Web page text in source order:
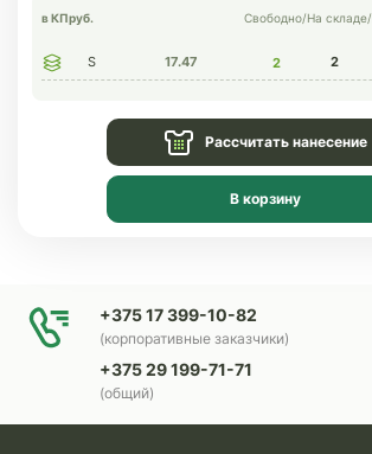
в КПруб. Свободно/На складе/
S 17.47 2 2
Рассчитать нанесение
В корзину
+375 17 399-10-82
(корпоративные заказчики)
+375 29 199-71-71
(общий)